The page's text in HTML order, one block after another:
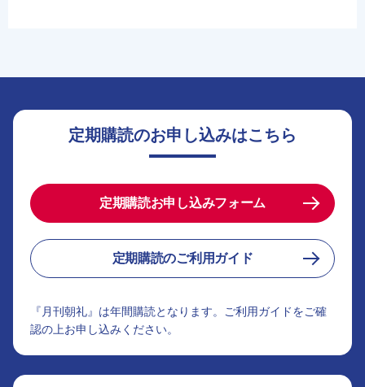
定期購読のお申し込みはこちら
定期購読お申し込みフォーム
定期購読のご利用ガイド
『月刊朝礼』は年間購読となります。ご利用ガイドをご確
認の上お申し込みください。